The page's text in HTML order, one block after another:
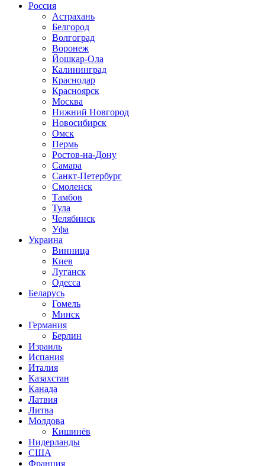
Россия
Астрахань
Белгород
Волгоград
Воронеж
Йошкар-Ола
Калининград
Краснодар
Красноярск
Москва
Нижний Новгород
Новосибирск
Омск
Пермь
Ростов-на-Дону
Самара
Санкт-Петербург
Смоленск
Тамбов
Тула
Челябинск
Уфа
Украина
Винница
Киев
Луганск
Одесса
Беларусь
Гомель
Минск
Германия
Берлин
Израиль
Испания
Италия
Казахстан
Канада
Латвия
Литва
Молдова
Кишинёв
Нидерланды
США
Франция